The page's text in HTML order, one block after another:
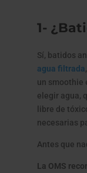
1-
Sí, batidos
agua filtrada
un smoothie
elegir agua,
libre de
necesarias
Antes que
La OMS